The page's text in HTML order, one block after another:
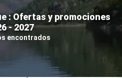
: Ofertas y promociones
- 2027
encontrados
Compañías